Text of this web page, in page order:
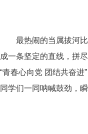
最热闹的当属拔河
成一条坚定的直线，拼
“青春心向党 团结共奋进
同学们一同呐喊鼓劲，